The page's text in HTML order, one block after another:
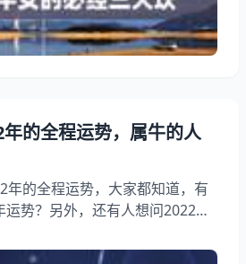
运势？ 亲爱的，年属牛女，年本
的全程运势，属牛的人
年的全程运势，大家都知道，有
势？另外，还有人想问2022年
你知道这是怎么回事？其实
年的牛，下面就一起来看看属